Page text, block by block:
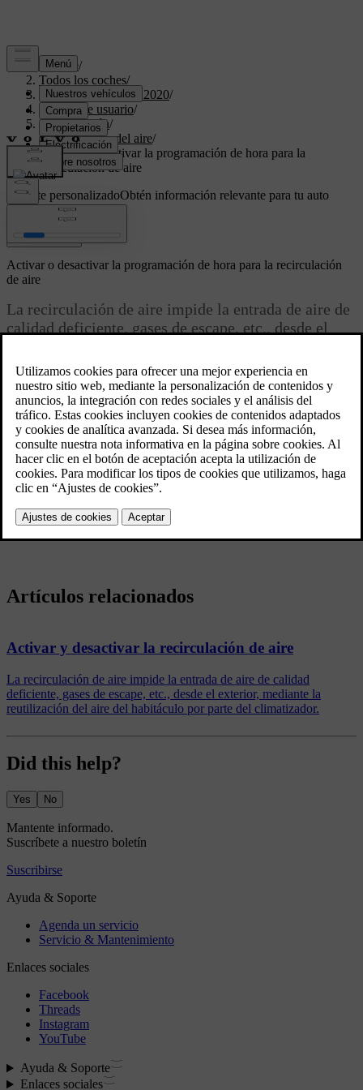
Soporte/
Todos los coches/
XC40 Twin Engine 2020/
Manual de usuario/
Climatización/
Distribución del aire/
Activar o desactivar la programación de hora para la
recirculación de aire
Soporte personalizadoObtén información relevante para tu auto
específico.
Iniciar sesión
Actualizado 03/19/2020
Activar o desactivar la programación de hora para la recirculación
de aire
La recirculación de aire impide la entrada de aire de
calidad deficiente, gases de escape, etc., desde el
habitáculo por parte del climatizador.
Se puede ajustar que el temporizador de recirculación de aire esté
conectado y desconectado. Con el temporizador activado, la
recirculación se desconecta automáticamente después de 20 minutos.
PulseAjustesen la vista superior de la pantalla central.
Pulse Climatización.
desconectar el temporizador de recirculación de aire.
Artículos relacionados
Activar y desactivar la recirculación de aire
La recirculación de aire impide la entrada de aire de calidad
deficiente, gases de escape, etc., desde el exterior, mediante la
reutilización del aire del habitáculo por parte del climatizador.
Did this help?
Yes No